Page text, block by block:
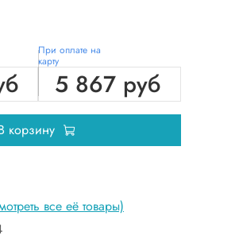
все её товары)
При оплате на
карту
5 867 руб
корзину